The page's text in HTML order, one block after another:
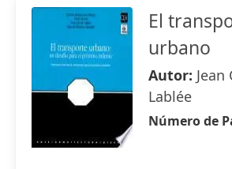
El
urbano
Autor: Jean
Lablée
Número de